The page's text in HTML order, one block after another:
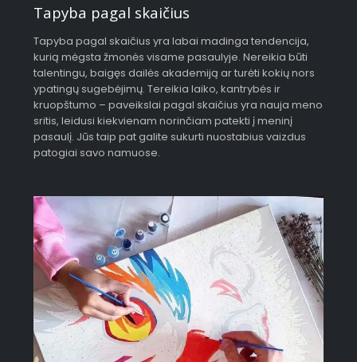
Tapyba pagal skaičius
Tapyba pagal skaičius yra labai madinga tendencija,
kurią mėgsta žmonės visame pasaulyje. Nereikia būti
talentingu, baigęs dailės akademiją ar turėti kokių nors
ypatingų sugebėjimų. Tereikia laiko, kantrybės ir
kruopštumo – paveikslai pagal skaičius yra nauja meno
sritis, leidusi kiekvienam norinčiam patekti į meninį
pasaulį. Jūs taip pat galite sukurti nuostabius vaizdus
patogiai savo namuose.